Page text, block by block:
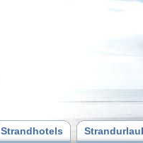
Strandhotels